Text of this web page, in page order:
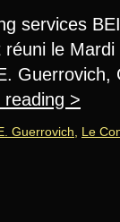
services
réuni le
reading >
Guerrovich
Le